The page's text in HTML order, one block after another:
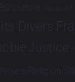
Culture Dialogues
Divers
Justice
Projets Religion